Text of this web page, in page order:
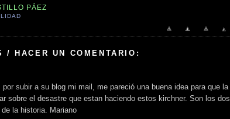
PÁEZ
/ HACER UN COMENTARIO:
por subir a su blog mi mail, me pareció una buena idea para que la
sobre el desastre que estan haciendo estos kirchner. Son los dos
la historia. Mariano